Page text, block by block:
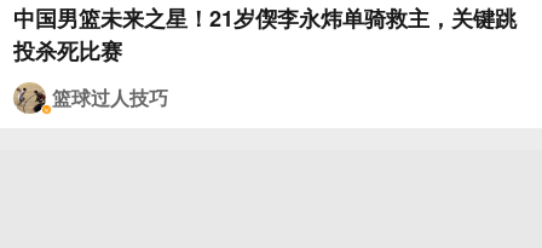
中国男篮未来之星！21岁偰李永炜单骑救主，关键跳
投杀死比赛
篮球过人技巧